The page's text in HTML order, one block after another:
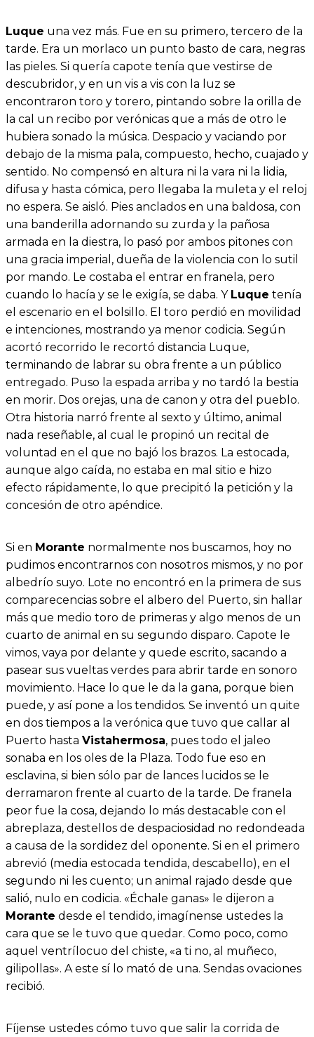
Luque una vez más. Fue en su primero, tercero de la
tarde. Era un morlaco un punto basto de cara, negras
las pieles. Si quería capote tenía que vestirse de
descubridor, y en un vis a vis con la luz se
encontraron toro y torero, pintando sobre la orilla de
la cal un recibo por verónicas que a más de otro le
hubiera sonado la música. Despacio y vaciando por
debajo de la misma pala, compuesto, hecho, cuajado y
sentido. No compensó en altura ni la vara ni la lidia,
difusa y hasta cómica, pero llegaba la muleta y el reloj
no espera. Se aisló. Pies anclados en una baldosa, con
una banderilla adornando su zurda y la pañosa
armada en la diestra, lo pasó por ambos pitones con
una gracia imperial, dueña de la violencia con lo sutil
por mando. Le costaba el entrar en franela, pero
cuando lo hacía y se le exigía, se daba. Y Luque tenía
el escenario en el bolsillo. El toro perdió en movilidad
e intenciones, mostrando ya menor codicia. Según
acortó recorrido le recortó distancia Luque,
terminando de labrar su obra frente a un público
entregado. Puso la espada arriba y no tardó la bestia
en morir. Dos orejas, una de canon y otra del pueblo.
Otra historia narró frente al sexto y último, animal
nada reseñable, al cual le propinó un recital de
voluntad en el que no bajó los brazos. La estocada,
aunque algo caída, no estaba en mal sitio e hizo
efecto rápidamente, lo que precipitó la petición y la
concesión de otro apéndice.
Si en Morante normalmente nos buscamos, hoy no
pudimos encontrarnos con nosotros mismos, y no por
albedrío suyo. Lote no encontró en la primera de sus
comparecencias sobre el albero del Puerto, sin hallar
más que medio toro de primeras y algo menos de un
cuarto de animal en su segundo disparo. Capote le
vimos, vaya por delante y quede escrito, sacando a
pasear sus vueltas verdes para abrir tarde en sonoro
movimiento. Hace lo que le da la gana, porque bien
puede, y así pone a los tendidos. Se inventó un quite
en dos tiempos a la verónica que tuvo que callar al
Puerto hasta Vistahermosa, pues todo el jaleo
sonaba en los oles de la Plaza. Todo fue eso en
esclavina, si bien sólo par de lances lucidos se le
derramaron frente al cuarto de la tarde. De franela
peor fue la cosa, dejando lo más destacable con el
abreplaza, destellos de despaciosidad no redondeada
a causa de la sordidez del oponente. Si en el primero
abrevió (media estocada tendida, descabello), en el
segundo ni les cuento; un animal rajado desde que
salió, nulo en codicia. «Échale ganas» le dijeron a
Morante desde el tendido, imagínense ustedes la
cara que se le tuvo que quedar. Como poco, como
aquel ventrílocuo del chiste, «a ti no, al muñeco,
gilipollas». A este sí lo mató de una. Sendas ovaciones
recibió.
Fíjense ustedes cómo tuvo que salir la corrida de